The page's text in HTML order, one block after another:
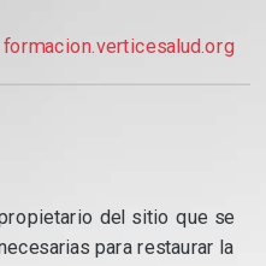
formacion.verticesalud.org
del sitio que se
para restaurar la